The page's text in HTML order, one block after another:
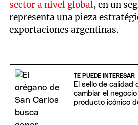
sector a nivel global, en un
representa una pieza
exportaciones argentinas.
TE PUEDE INTERESAR
El sello de calidad
cambiar el
producto icónico